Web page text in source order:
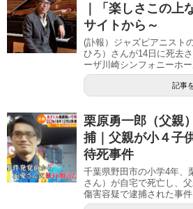
｜「楽しさこの
サイトから～
(訃報）ジャズピアニスト
ひろ）さんが14日に死去
ーザ川崎シンフォニーホ
記事
栗原勇一郎（父親
捕｜父親が小４子
待死事件
千葉県野田市の小学4年、
さん）が自宅で死亡し、
傷害容疑で逮捕された事